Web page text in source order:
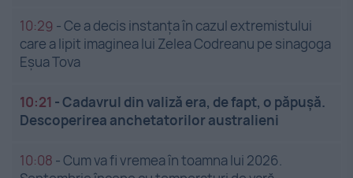
10:29 -Ce a decis instanța în cazul extremistului
care a lipit imaginea lui Zelea Codreanu pe sinagoga
Eșua Tova
10:21 -Cadavrul din valiză era, de fapt, o păpușă.
Descoperirea anchetatorilor australieni
10:08 -Cum va fi vremea în toamna lui 2026.